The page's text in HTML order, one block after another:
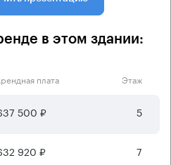
в этом здании:
плата Этаж
500 ₽ 5
920 ₽ 7